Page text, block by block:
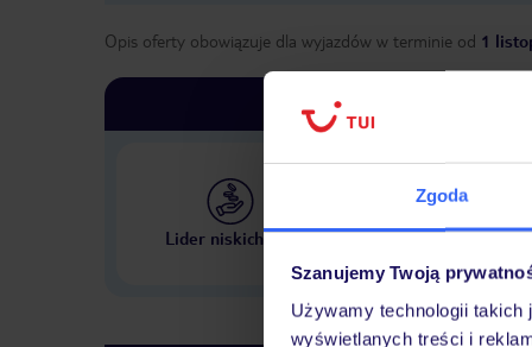
Zgoda
Szanujemy Twoją
Używamy technologii
wyświetlanych treści i
Opis oferty obowiązuje dla wyjazdów w terminie od 1
Lider niskich cen
Największe biuro